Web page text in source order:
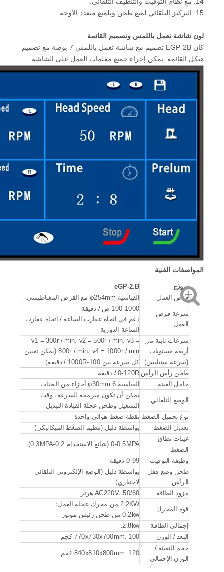
15. التركيز التلقائي لمنع طحن وتلميع متعدد الأوجه
لون شاشة تعمل باللمس وتصميم القائمة
كان EGP-2B تصميم مع شاشة تعمل باللمس 7 بوصة مع تصميم
هيكل القائمة. يمكن إجراء جميع معلمات العمل على الشاشة
المواصفات الفنية
نموذج eGP-2.B
قرص العمل القياسية φ254mm مع القرص المغناطيسي
سرعة قرص
العمل
100-1000 ص / دقيقة
دعم في اتجاه عقارب الساعة / اتجاه عقارب
الساعة الدورية
سرعات ثابتة من
أربعة مستويات
(سرعة ستبليس)
v1 = 300r / min، v2 = 500r / min، v3 =
800r / min، v4 = 1000r / min (يمكن تعيين
كل سرعة بين 100-1000R / دقيقة)
طحن رأس الرأس 0-120R / دقيقة
حامل العينة
القياسية φ30mm 6 أجزاء من العينات
الوضع التلقائي
يمكن أن تكون مبرمجة السرعة، وقت
التشغيل وطحن عجلة القيادة التبديل
نوع تحميل الضغط نقطة ضغط هوائي واحدة
تعديل الضغط
بواسطة دليل (تنظيم الضغط الميكانيكي)
عينات نطاق
الضغط
0-0.5MPA (شائع الاستخدام 0.2-0.3MPA)
وظيفة التوقيت
0-99 دقيقة
طحن وضع قفل
الرأس
بواسطة دليل (الوضع الإلكتروني التلقائي
لاختياري)
مزود الطاقة
AC220V، 50/60 هرتز
قوة المحرك
2.2KW من محرك عجلة العمل؛
0.2kw من طحن رئيس موتور
إجمالي الطاقة
2.8kw.
البعد / الوزن
770x730x700mm. 100 كجم
حجم التعبئة /
الوزن الإجمالي
840x810x800mm. 120 كجم